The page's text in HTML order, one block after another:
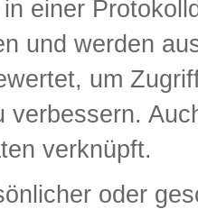
einer
und werden
um
verbessern.
verknüpft.
oder